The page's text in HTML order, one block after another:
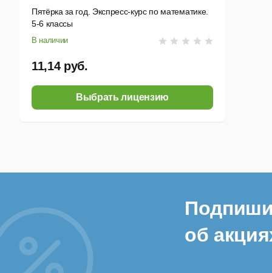
Пятёрка за год. Экспресс-курс по математике.
5-6 классы
В наличии
11,14 руб.
Выбрать лицензию
об